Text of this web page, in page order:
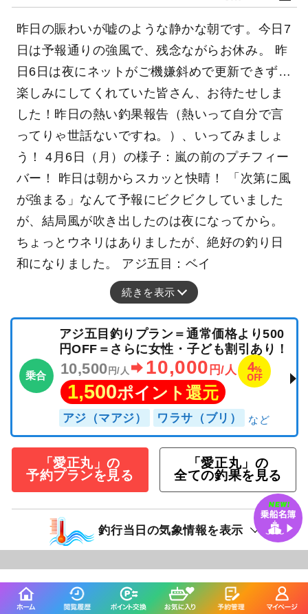
アジ
cm
3匹
クロムツ
28～35
cm
0～2
匹
昨日の賑わいが嘘のような静かな朝です。今日7
日は予報通りの強風で、残念ながらお休み。 昨
日6日は夜にネットがご機嫌斜めで更新できず…
楽しみにしてくれていた皆さん、お待たせしま
した！昨日の熱い釣果報告（熱いって自分で言
ってりゃ世話ないですね。）、いってみましょ
う！ 4月6日（月）の様子：嵐の前のプチフィー
バー！ 昨日は朝からスカッと快晴！ 「次第に風
が強まる」なんて予報にビクビクしていました
が、結局風が吹き出したのは夜になってから。
ちょっとウネリはありましたが、絶好の釣り日
和になりました。 アジ五目：ベイ
続きを表示
乗合
アジ五目釣りプラン＝通常価格より500
円OFF＝さらに女性・子ども割引あり！
10,500円/人 10,000円/人 4%
OFF
1,500ポイント還元
アジ（マアジ） ワラサ（ブリ）
「愛正丸」の
予約プランを見る
「愛正丸」の
全ての釣果を見る
釣行当日の気象情報を表示